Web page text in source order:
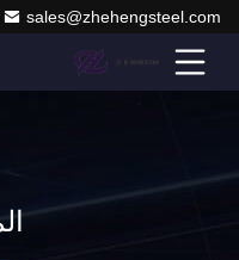
sales@zhehengsteel.com